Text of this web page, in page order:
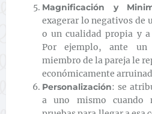
Magnificación y
exagerar lo negativos de
o un cualidad propia y
Por ejemplo, ante
miembro de la pareja le
económicamente
Personalización: se
a uno mismo cuando